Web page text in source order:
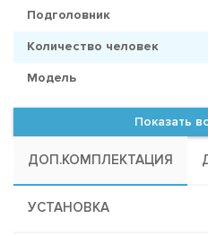
Подголовник
Количество человек
Модель
Показать
ДОП.КОМПЛЕКТАЦИЯ
УСТАНОВКА